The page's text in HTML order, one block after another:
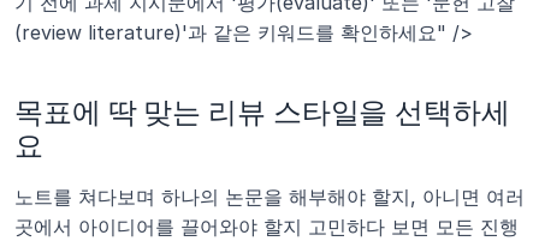
(review literature)'과 같은 키워드를 확인하세요" />
목표에 딱 맞는 리뷰 스타일을 선택하세
요
노트를 쳐다보며 하나의 논문을 해부해야 할지, 아니면 여러
곳에서 아이디어를 끌어와야 할지 고민하다 보면 모든 진행